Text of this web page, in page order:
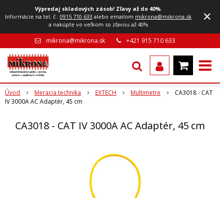
Výpredaj skladových zásob! Zľavy až do 40%.
Informácie na tel. č.:0915 710 633 alebo emailom mikrona@mikrona.sk
a nakúpte vo veľkom so zľavou až 40%
×
mikrona@mikrona.sk +421 915 710 633
Úvod Meracia technika EXTECH Multimetre
CA3018 - CAT
IV 3000A AC Adaptér, 45 cm
CA3018 - CAT IV 3000A AC Adaptér, 45 cm